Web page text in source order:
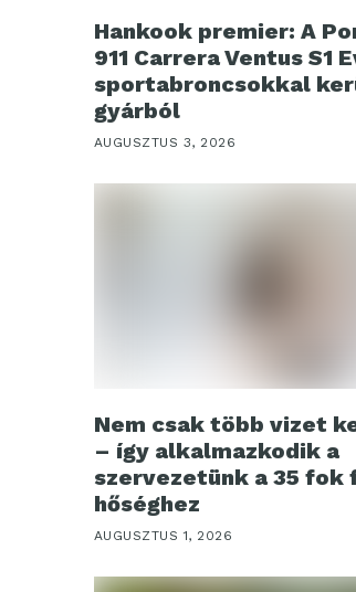
Hankook premier: A
911 Carrera Ventus S1
sportabroncsokkal
gyárból
AUGUSZTUS 3, 2026
Nem csak több vizet
– így alkalmazkodik a
szervezetünk a 35
hőséghez
AUGUSZTUS 1, 2026